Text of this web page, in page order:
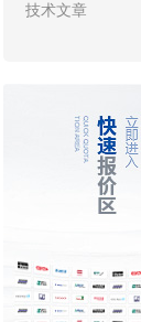
技术文章